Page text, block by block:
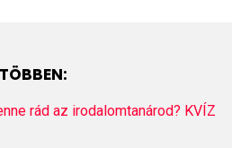
rád az irodalomtanárod? KVÍZ